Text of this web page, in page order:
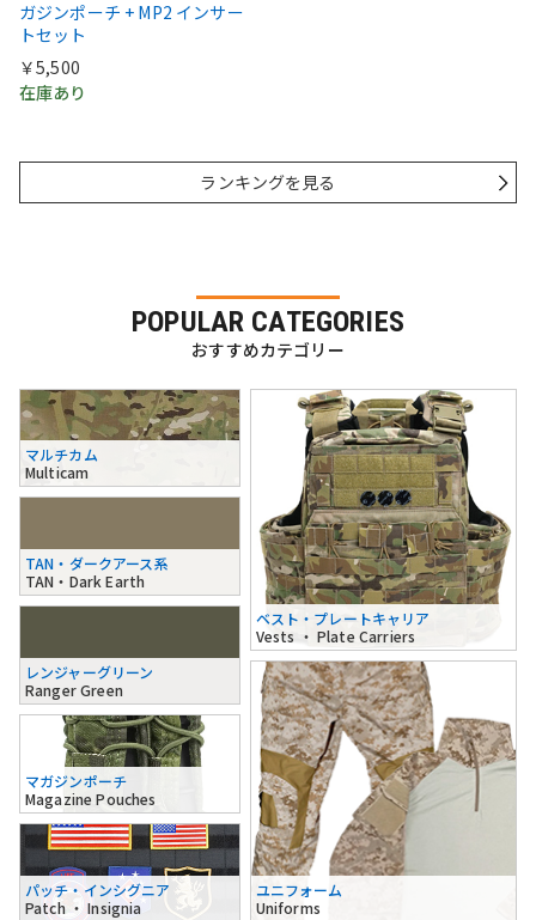
ガジンポーチ + MP2 インサー
トセット
￥5,500
在庫あり
ランキングを見る
POPULAR CATEGORIES
おすすめカテゴリー
マルチカム
Multicam
TAN・ダークアース系
TAN・Dark Earth
レンジャーグリーン
Ranger Green
ベスト・プレートキャリア
Vests ・ Plate Carriers
マガジンポーチ
Magazine Pouches
パッチ・インシグニア
Patch ・ Insignia
ユニフォーム
Uniforms